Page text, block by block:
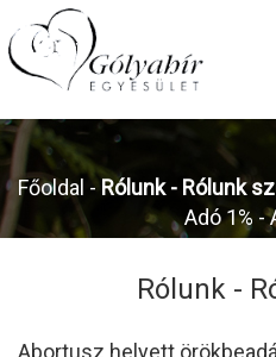
Főoldal -Rólunk - Rólunk
Adó 1% -
Rólunk -
Abortusz helyett